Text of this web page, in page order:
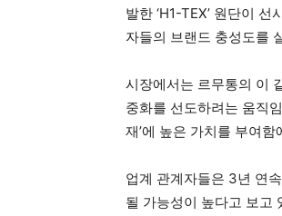
발한 ‘H1-TEX’ 원단이
자들의 브랜드 충성도를
시장에서는 르무통의 이
중화를 선도하려는 움직
재’에 높은 가치를 부여
업계 관계자들은 3년 연
될 가능성이 높다고 보고